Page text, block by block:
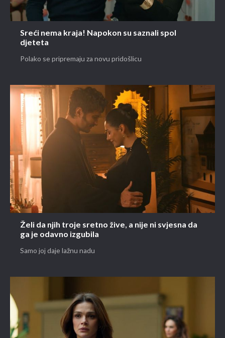
Sreći nema kraja! Napokon su saznali spol
djeteta
Polako se pripremaju za novu pridošlicu
Želi da njih troje sretno žive, a nije ni svjesna da
ga je odavno izgubila
Samo joj daje lažnu nadu